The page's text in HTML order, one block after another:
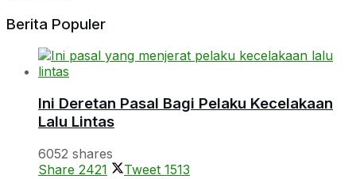
Berita Populer
Ini Deretan Pasal Bagi Pelaku Kecelakaan
Lalu Lintas
6052 shares
Share 2421 Tweet 1513